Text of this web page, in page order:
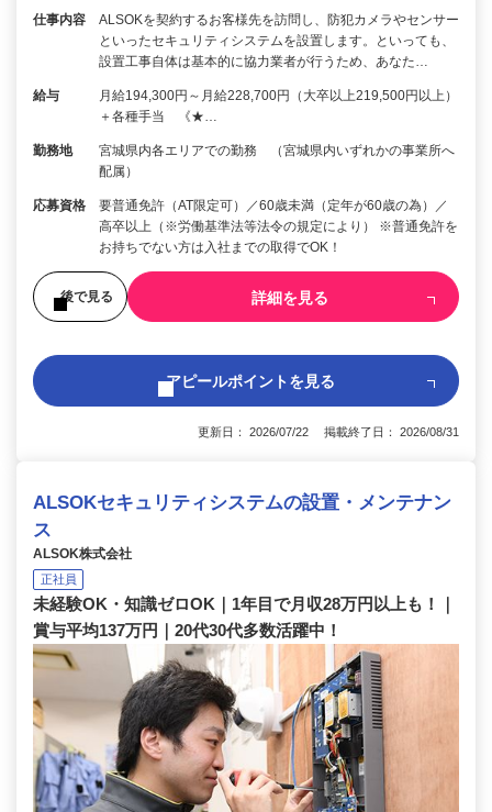
仕事内容
ALSOKを契約するお客様先を訪問し、防犯カメラやセンサー
といったセキュリティシステムを設置します。といっても、
設置工事自体は基本的に協力業者が行うため、あなた…
給与
月給194,300円～月給228,700円（大卒以上219,500円以上）
＋各種手当 《★…
勤務地
宮城県内各エリアでの勤務 （宮城県内いずれかの事業所へ
配属）
応募資格
要普通免許（AT限定可）／60歳未満（定年が60歳の為）／
高卒以上（※労働基準法等法令の規定により） ※普通免許を
お持ちでない方は入社までの取得でOK！
後で見る 詳細を見る
アピールポイントを見る
更新日： 2026/07/22 掲載終了日： 2026/08/31
ALSOKセキュリティシステムの設置・メンテナン
ス
ALSOK株式会社
正社員
未経験OK・知識ゼロOK｜1年目で月収28万円以上も！｜
賞与平均137万円｜20代30代多数活躍中！